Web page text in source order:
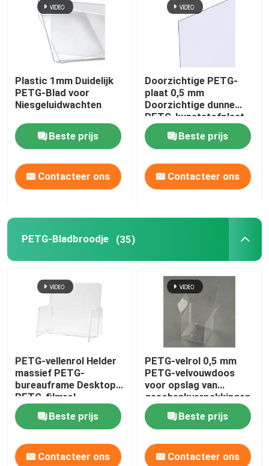
PLA-Bladbroodje
PVC-rol
Plastic 1mm Duidelijk
PETG-Blad voor
Niesgeluidwachten
Beste prijs
Contacteer ons
Doorzichtige PETG-
plaat 0,5 mm
Doorzichtige dunne
PETG-kunststofplaat
125 mm 0,6 mm 0,75
mm 0,8 mm 1 mm
Beste prijs
Contacteer ons
PETG-Bladbroodje (35)
PETG-vellenrol Helder
massief PETG-
bureauframe Desktop
PETG-filmrol
Beste prijs
Contacteer ons
PETG-velrol 0,5 mm
PETG-velvouwdoos
voor opslag van
geschenkverpakkingen
Beste prijs
Contacteer ons